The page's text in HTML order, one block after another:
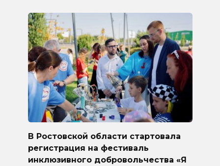
В Ростовской области стартовала
регистрация на фестиваль
инклюзивного добровольчества «Я